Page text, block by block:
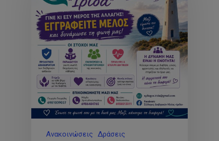
Ανακοινώσεις
Δράσεις